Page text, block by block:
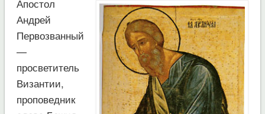
Апостол
Андрей
Первозванный
—
просветитель
Византии,
проповедник